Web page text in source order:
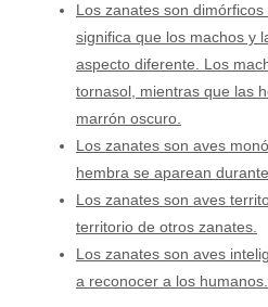
Los zanates son
significa que los machos y
aspecto diferente. Los
tornasol, mientras que las
marrón oscuro.
Los zanates son aves
hembra se aparean
Los zanates son aves
territorio de otros zanates.
Los zanates son aves
a reconocer a los humanos.